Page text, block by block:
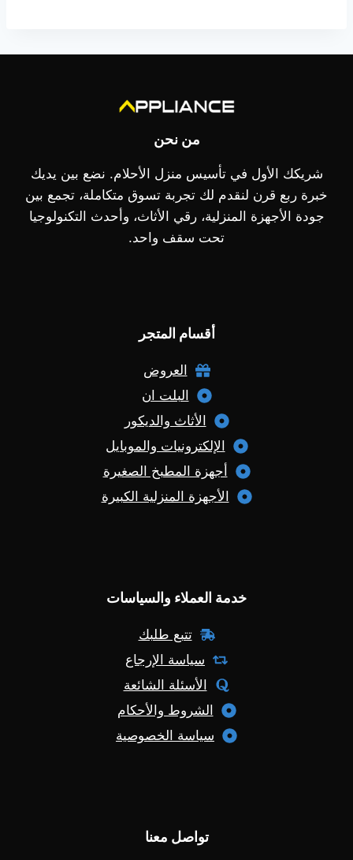
من نحن
شريكك الأول في تأسيس منزل الأحلام. نضع بين يديك
خبرة ربع قرن لنقدم لك تجربة تسوق متكاملة، تجمع بين
جودة الأجهزة المنزلية، رقي الأثاث، وأحدث التكنولوجيا
تحت سقف واحد.
أقسام المتجر
العروض
البلت ان
الأثاث والديكور
الإلكترونيات والموبايل
أجهزة المطبخ الصغيرة
الأجهزة المنزلية الكبيرة
خدمة العملاء والسياسات
تتبع طلبك
سياسة الإرجاع
الأسئلة الشائعة
الشروط والأحكام
سياسة الخصوصية
تواصل معنا